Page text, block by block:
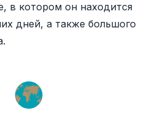
в котором он находится
дней, а также большого